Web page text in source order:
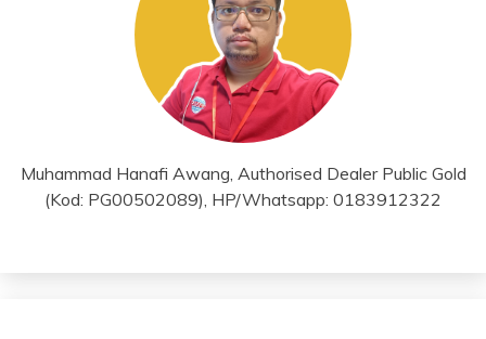
Muhammad Hanafi Awang, Authorised Dealer Public Gold
(Kod: PG00502089), HP/Whatsapp: 0183912322